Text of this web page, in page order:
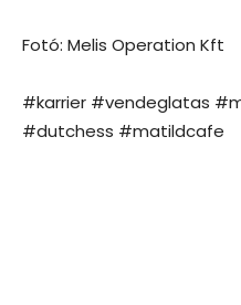
Fotó: Melis Operation Kft
#karrier #vendeglatas
#dutchess #matildcafe